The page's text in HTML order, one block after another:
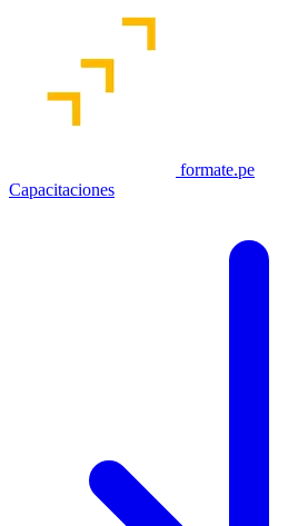
formate.pe
Capacitaciones